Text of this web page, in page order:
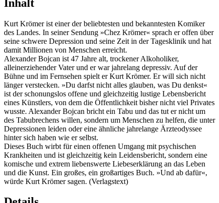
Inhalt
Kurt Krömer ist einer der beliebtesten und bekanntesten Komiker
des Landes. In seiner Sendung »Chez Krömer« sprach er offen über
seine schwere Depression und seine Zeit in der Tagesklinik und hat
damit Millionen von Menschen erreicht.
Alexander Bojcan ist 47 Jahre alt, trockener Alkoholiker,
alleinerziehender Vater und er war jahrelang depressiv. Auf der
Bühne und im Fernsehen spielt er Kurt Krömer. Er will sich nicht
länger verstecken. »Du darfst nicht alles glauben, was Du denkst«
ist der schonungslos offene und gleichzeitig lustige Lebensbericht
eines Künstlers, von dem die Öffentlichkeit bisher nicht viel Privates
wusste. Alexander Bojcan bricht ein Tabu und das tut er nicht um
des Tabubrechens willen, sondern um Menschen zu helfen, die unter
Depressionen leiden oder eine ähnliche jahrelange Ärzteodyssee
hinter sich haben wie er selbst.
Dieses Buch wirbt für einen offenen Umgang mit psychischen
Krankheiten und ist gleichzeitig kein Leidensbericht, sondern eine
komische und extrem liebenswerte Liebeserklärung an das Leben
und die Kunst. Ein großes, ein großartiges Buch. »Und ab dafür«,
würde Kurt Krömer sagen. (Verlagstext)